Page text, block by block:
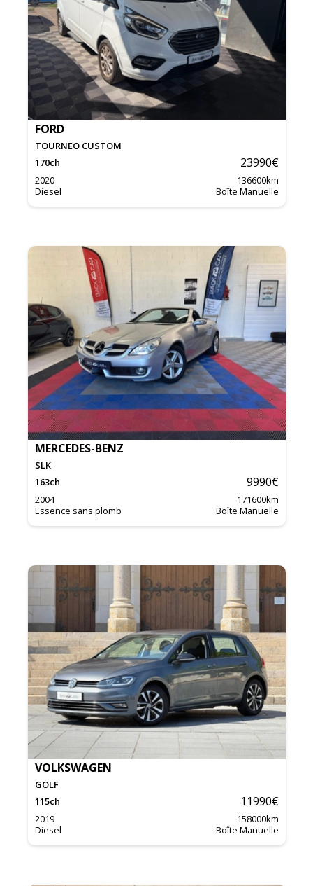
FORD
TOURNEO CUSTOM
170ch 23990€
2020 136600km
Diesel
Boîte Manuelle
MERCEDES-BENZ
SLK
163ch 9990€
2004 171600km
Essence sans plomb
Boîte Manuelle
VOLKSWAGEN
GOLF
115ch 11990€
2019 158000km
Diesel
Boîte Manuelle